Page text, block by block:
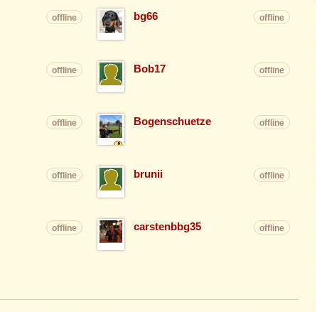
offline bg66 offline
offline Bob17 offline
offline Bogenschuetze offline
offline brunii offline
offline carstenbbg35 offline